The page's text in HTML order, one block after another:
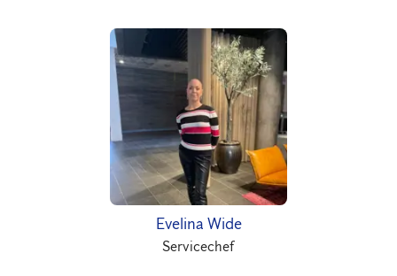
Evelina Wide
Servicechef